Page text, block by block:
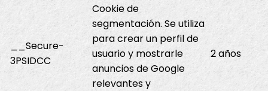
__Secure-
3PSIDCC
Cookie de
segmentación. Se utiliza
para crear un perfil de
usuario y mostrarle
anuncios de Google
relevantes y
2 años